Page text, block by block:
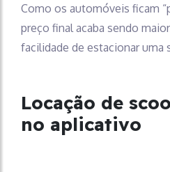
Como os automóveis ficam
preço final acaba sendo
facilidade de estacionar uma
Locação de
no aplicativo